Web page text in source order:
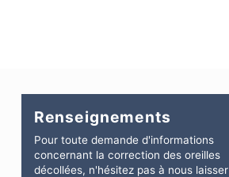
Renseignements
Pour toute demande d'informations
concernant la correction des oreilles
décollées, n'hésitez pas à nous laisser